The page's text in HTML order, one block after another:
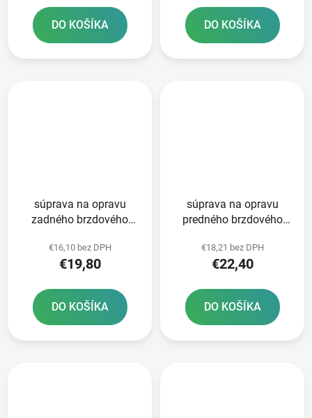
DO KOŠÍKA DO KOŠÍKA
súprava na opravu
zadného brzdového
€16,10 bez DPH
€19,80
DO KOŠÍKA
súprava na opravu
predného brzdového
€18,21 bez DPH
€22,40
DO KOŠÍKA